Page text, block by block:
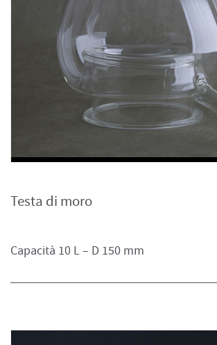
Testa di moro
Capacità 10 L – D 150 mm